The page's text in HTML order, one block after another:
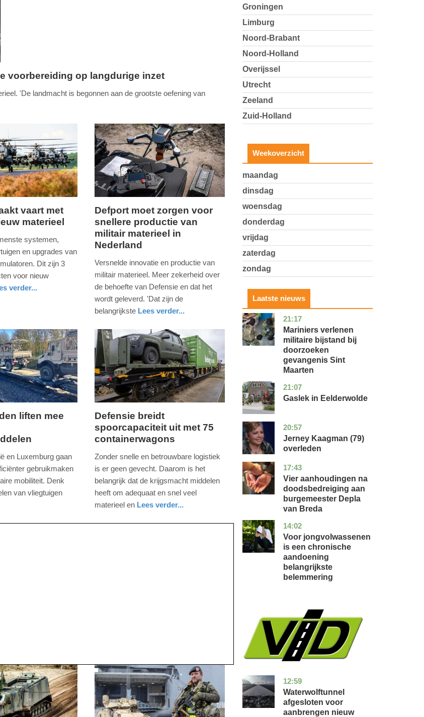
voorbereiding op langdurige inzet
'De landmacht is begonnen aan de grootste oefening van
vaart met
materieel
systemen,
en upgrades van
Dit zijn 3
voor nieuw
verder...
dinsdag,
25.
maart
2025
17:08
Update:
04-
2025
09:10
Defport moet zorgen voor
snellere productie van
militair materieel in
Nederland
Versnelde innovatie en productie van
militair materieel. Meer zekerheid over
de behoefte van Defensie en dat het
wordt geleverd. 'Dat zijn de
belangrijkste Lees verder...
holland
liften mee
en Luxemburg gaan
gebruikmaken
mobiliteit. Denk
van vliegtuigen
maandag,
9.
09-
Defensie breidt
spoorcapaciteit uit met 75
containerwagons
Zonder snelle en betrouwbare logistiek
is er geen gevecht. Daarom is het
belangrijk dat de krijgsmacht middelen
heeft om adequaat en snel veel
materieel en Lees verder...
holland
Groningen
Limburg
Noord-Brabant
Noord-Holland
Overijssel
Utrecht
Zeeland
Zuid-Holland
Weekoverzicht
maandag
dinsdag
woensdag
donderdag
vrijdag
zaterdag
zondag
Laatste nieuws
21:17
buitenland
Mariniers verlenen
militaire bijstand bij
doorzoeken
gevangenis Sint
Maarten
21:07
drenthe
nieuws
Gaslek in Eelderwolde
20:57
noord-
glossy
Jerney Kaagman (79)
overleden
17:43
noord-
brabant
nieuws
Vier aanhoudingen na
doodsbedreiging aan
burgemeester Depla
van Breda
14:02
utrecht
gezondheid
Voor jongvolwassenen
is een chronische
aandoening
belangrijkste
belemmering
12:59
noord-
holland
nieuws
Waterwolftunnel
afgesloten voor
aanbrengen nieuw